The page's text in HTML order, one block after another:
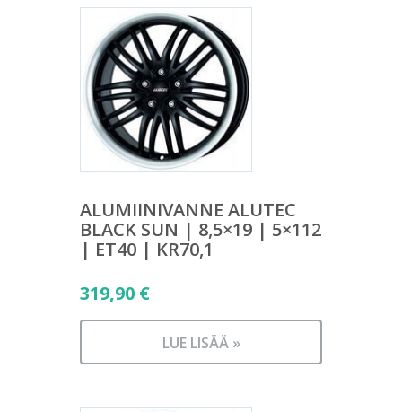
ALUMIINIVANNE ALUTEC
BLACK SUN | 8,5×19 | 5×112
| ET40 | KR70,1
319,90 €
LUE LISÄÄ »